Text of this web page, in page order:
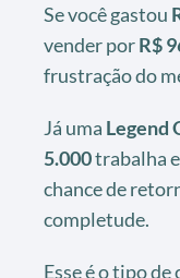
Se você gastou
vender porR$
frustração do
Já uma Legend
5.000trabalha
chance de
completude.
Esse é o tipo